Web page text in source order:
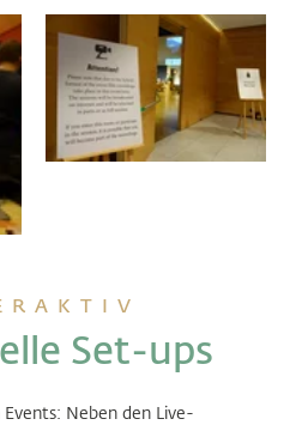
Set-ups
Neben den Live-